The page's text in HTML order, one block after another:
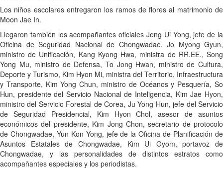
Los niños escolares entregaron los ramos de flores al matrimonio de
Moon Jae In.
Llegaron también los acompañantes oficiales Jong Ui Yong, jefe de la
Oficina de Seguridad Nacional de Chongwadae, Jo Myong Gyun,
ministro de Unificación, Kang Kyong Hwa, ministra de RR.EE., Song
Yong Mu, ministro de Defensa, To Jong Hwan, ministro de Cultura,
Deporte y Turismo, Kim Hyon Mi, ministra del Territorio, Infraestructura
y Transporte, Kim Yong Chun, ministro de Océanos y Pesquería, So
Hun, presidente del Servicio Nacional de Inteligencia, Kim Jae Hyon,
ministro del Servicio Forestal de Corea, Ju Yong Hun, jefe del Servicio
de Seguridad Presidencial, Kim Hyon Chol, asesor de asuntos
económicos del presidente, Kim Jong Chon, secretario de protocolo
de Chongwadae, Yun Kon Yong, jefe de la Oficina de Planificación de
Asuntos Estatales de Chongwadae, Kim Ui Gyom, portavoz de
Chongwadae, y las personalidades de distintos estratos como
acompañantes especiales y los periodistas.